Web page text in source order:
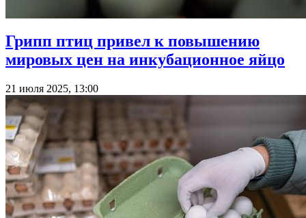
Грипп птиц привел к повышению
мировых цен на инкубационное яйцо
21 июля 2025, 13:00